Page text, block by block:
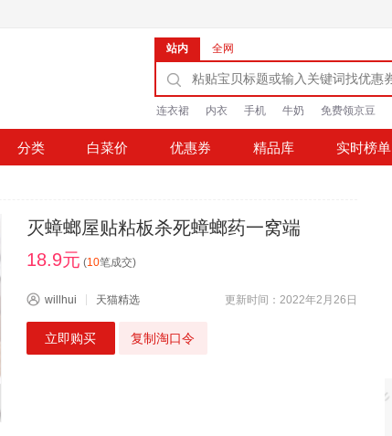
站内 全网
连衣裙 内衣 手机 牛奶 免费领京豆
分类 白菜价 优惠券 精品库 实时榜单
灭蟑螂屋贴粘板杀死蟑螂药一窝端
18.9元 (10笔成交)
willhui 天猫精选 更新时间：2022年2月26日
立即购买 复制淘口令